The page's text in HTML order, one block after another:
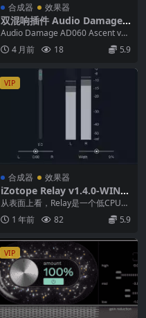
合成器 效果器
双混响插件 Audio Damage
AD060 Ascent v1.0.0 LiNUX
WiN macOS
Audio Damage AD060 Ascent v1.
0.0 LiNUX W...
4 月前 18 5.9
VIP
合成器 效果器
iZotope Relay v1.4.0-WIN
MAC
从表面上看，Relay是一个低CPU开
销实用程序，可让您实时调整轨道
的增益、平移...
1 年前 82 5.9
VIP